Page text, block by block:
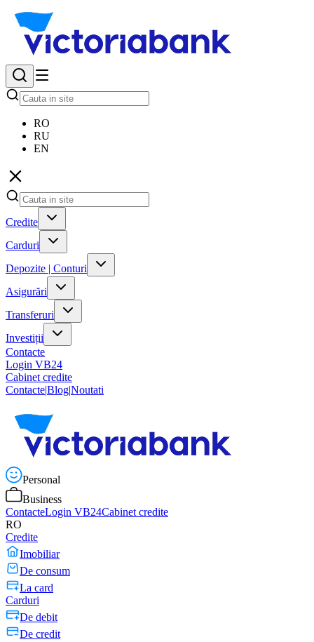
RO
RU
EN
Credite
Carduri
Depozite | Conturi
Asigurări
Transferuri
Investiții
Contacte
Login VB24
Cabinet credite
Contacte|Blog|Noutati
Personal
Business
ContacteLogin VB24Cabinet credite
RO
Credite
Imobiliar
De consum
La card
Carduri
De debit
De credit